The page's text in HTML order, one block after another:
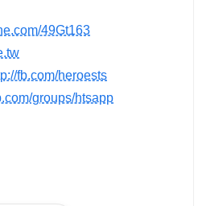
49Gt163
fb.com/heroests
groups/htsapp